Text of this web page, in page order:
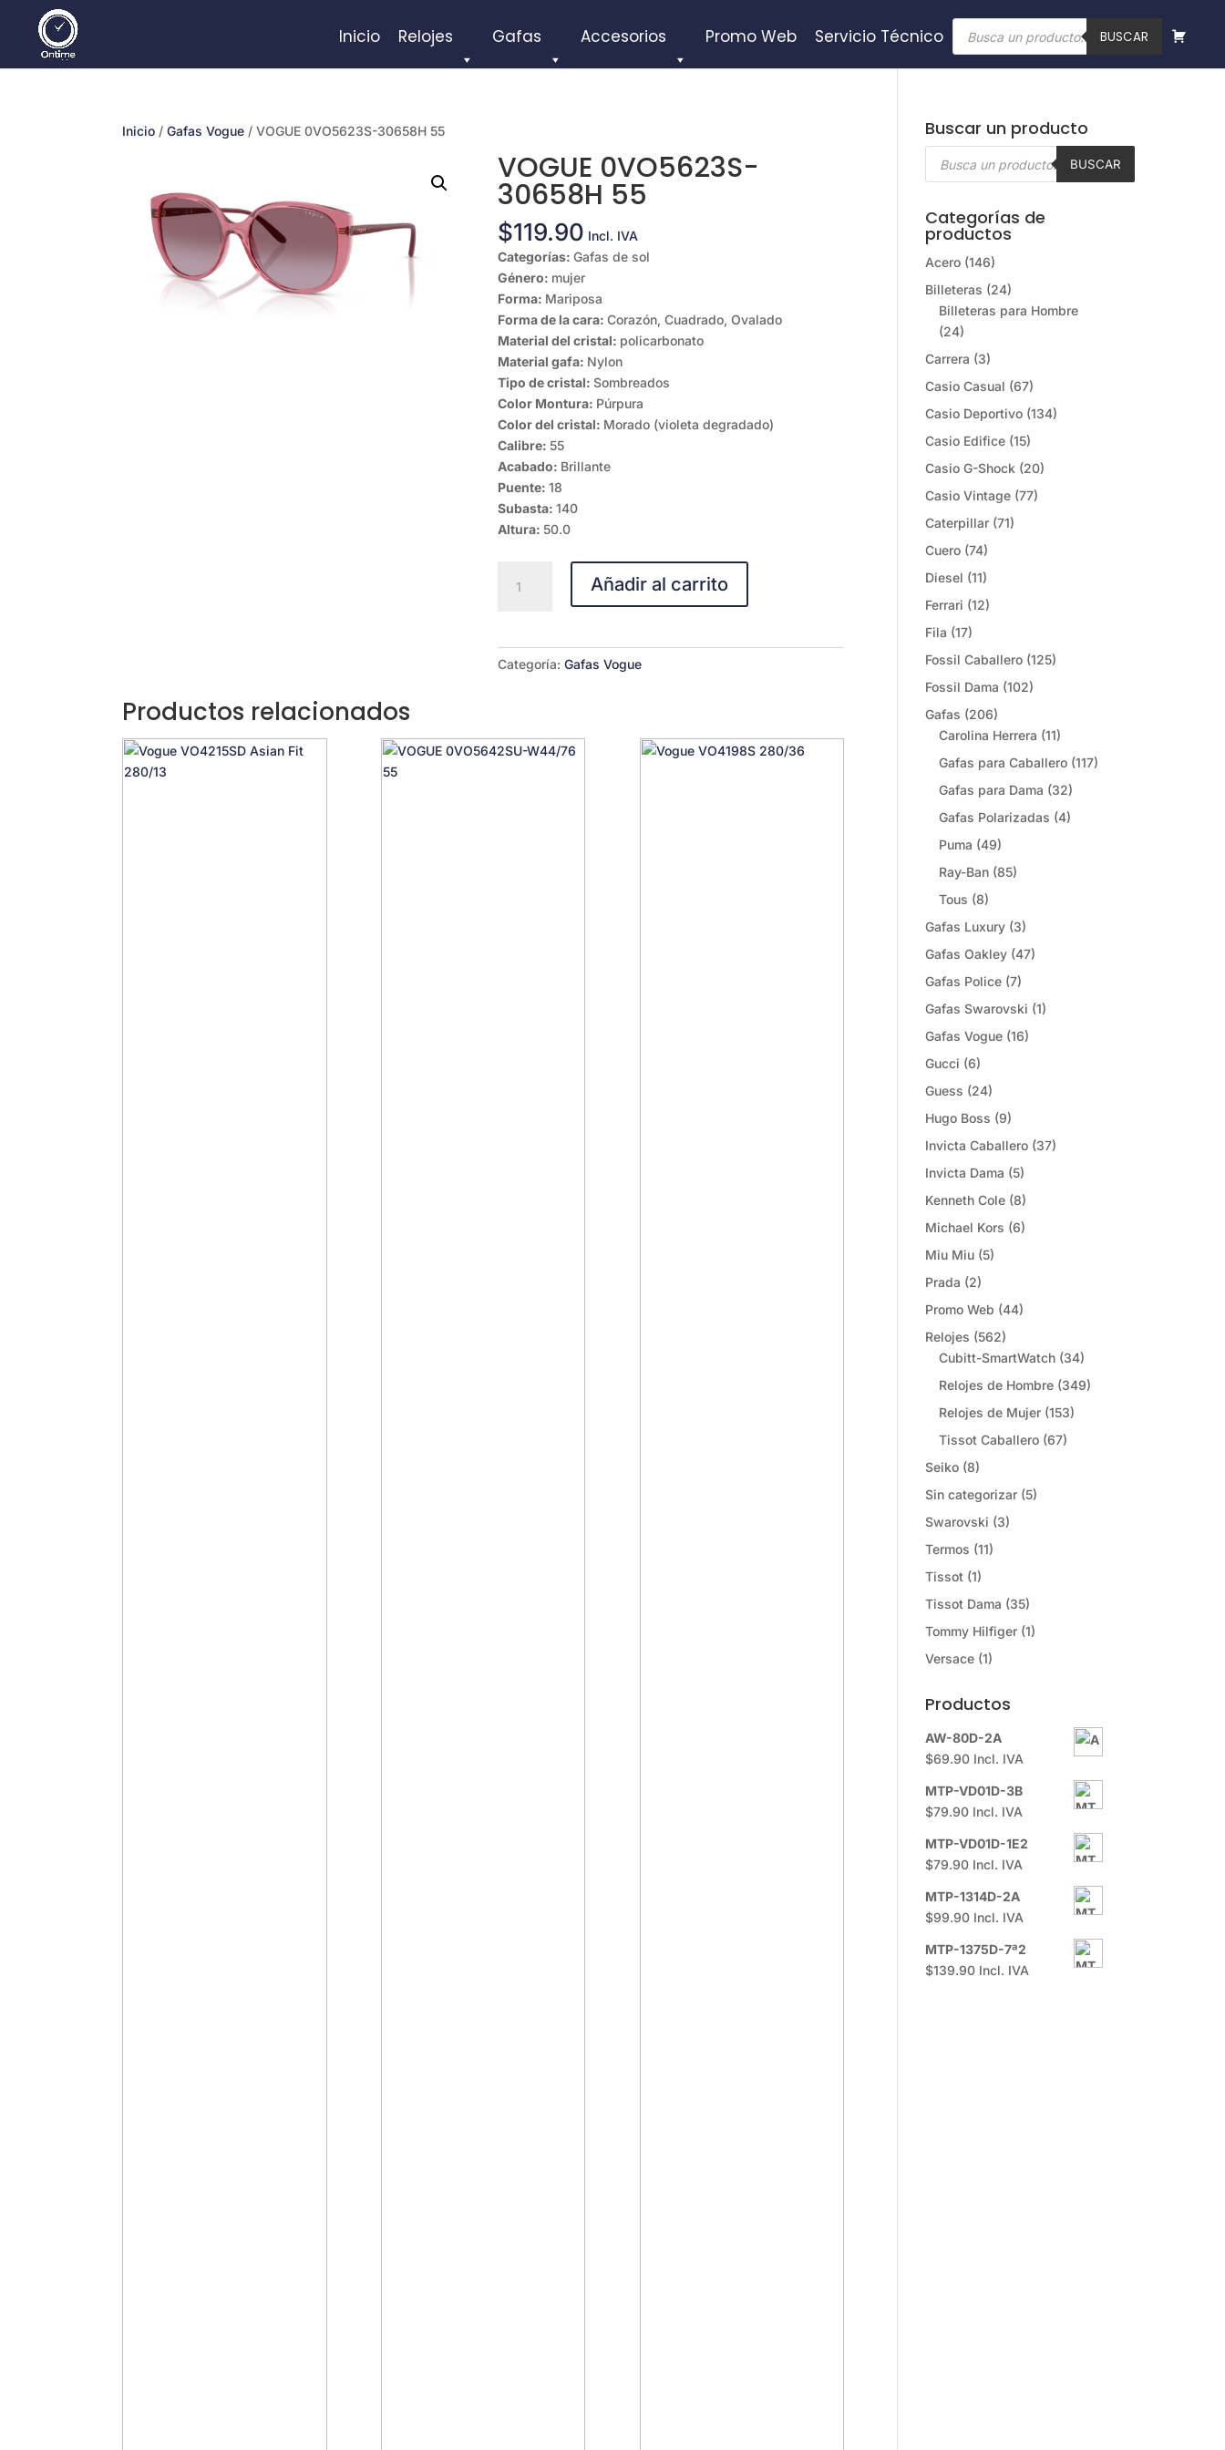
Inicio Relojes Gafas Accesorios Promo Web Servicio Técnico
Búsqueda
de
productos
BUSCAR
Inicio /Gafas Vogue / VOGUE 0VO5623S-30658H 55
VOGUE 0VO5623S-
30658H 55
$119.90 Incl. IVA
Categorías:Gafas de sol
Género: mujer
Forma: Mariposa
Forma de la cara:Corazón, Cuadrado, Ovalado
Material del cristal: policarbonato
Material gafa: Nylon
Tipo de cristal:Sombreados
Color Montura: Púrpura
Color del cristal: Morado (violeta degradado)
Calibre: 55
Acabado: Brillante
Puente:18
Subasta:140
Altura: 50.0
0VO5623S-
Añadir al carrito
Categoría:Gafas Vogue
Productos relacionados
Buscar un producto
Búsqueda
BUSCAR
Categorías de
productos
Acero (146)
Billeteras (24)
Billeteras para Hombre
(24)
Carrera (3)
Casio Casual (67)
Casio Deportivo (134)
Casio Edifice (15)
Casio G-Shock (20)
Casio Vintage (77)
Caterpillar (71)
Cuero (74)
Diesel (11)
Ferrari (12)
Fila (17)
Fossil Caballero (125)
Fossil Dama (102)
Gafas (206)
Carolina Herrera (11)
Gafas para Caballero (117)
Gafas para Dama (32)
Gafas Polarizadas (4)
Puma (49)
Ray-Ban (85)
Tous (8)
Gafas Luxury (3)
Gafas Oakley (47)
Gafas Police (7)
Gafas Swarovski (1)
Gafas Vogue (16)
Gucci (6)
Guess (24)
Hugo Boss (9)
Invicta Caballero (37)
Invicta Dama (5)
Kenneth Cole (8)
Michael Kors (6)
Miu Miu (5)
Prada (2)
Promo Web (44)
Relojes (562)
Cubitt-SmartWatch (34)
Relojes de Hombre (349)
Relojes de Mujer (153)
Tissot Caballero (67)
Seiko (8)
Sin categorizar (5)
Swarovski (3)
Termos (11)
Tissot (1)
Tissot Dama (35)
Tommy Hilfiger (1)
Versace (1)
Productos
AW-80D-2A
$69.90 Incl. IVA
MTP-VD01D-3B
$79.90 Incl. IVA
MTP-VD01D-1E2
$79.90 Incl. IVA
MTP-1314D-2A
$99.90 Incl. IVA
MTP-1375D-7ª2
$139.90 Incl. IVA